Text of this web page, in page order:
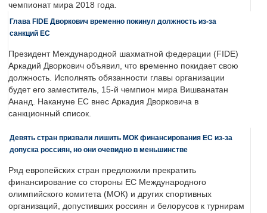
чемпионат мира 2018 года.
Глава FIDE Дворкович временно покинул должность из-за
санкций ЕС
Президент Международной шахматной федерации (FIDE)
Аркадий Дворкович объявил, что временно покидает свою
должность. Исполнять обязанности главы организации
будет его заместитель, 15-й чемпион мира Вишванатан
Ананд. Накануне ЕС внес Аркадия Дворковича в
санкционный список.
Девять стран призвали лишить МОК финансирования ЕС из-за
допуска россиян, но они очевидно в меньшинстве
Ряд европейских стран предложили прекратить
финансирование со стороны ЕС Международного
олимпийского комитета (МОК) и других спортивных
организаций, допустивших россиян и белорусов к турнирам